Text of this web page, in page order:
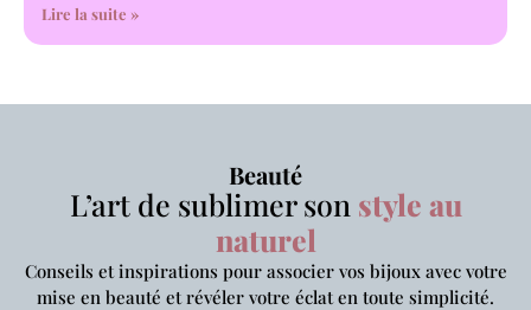
Lire la suite »
Beauté
L’art de sublimer son style au
naturel
Conseils et inspirations pour associer vos bijoux avec votre
mise en beauté et révéler votre éclat en toute simplicité.